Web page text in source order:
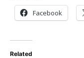
Facebook
Related